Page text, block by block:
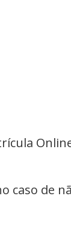
caso de